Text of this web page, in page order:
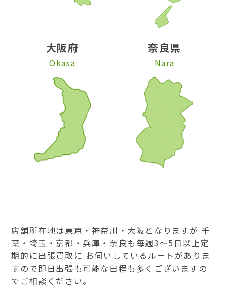
大阪府
Okasa
奈良県
Nara
店舗所在地は東京・神奈川・大阪となりますが 千
葉・埼玉・京都・兵庫・奈良も毎週3～5日以上定
期的に出張買取に お伺いしているルートがありま
すので即日出張も可能な日程も多くございますの
でご相談ください。